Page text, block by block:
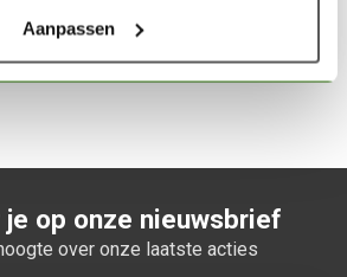
Aanpassen
je op onze nieuwsbrief
over onze laatste acties